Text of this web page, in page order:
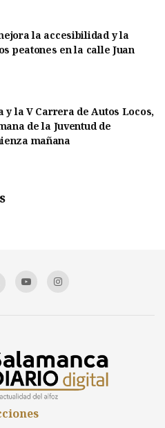
la accesibilidad y la
peatones en la calle Juan
y la V Carrera de Autos Locos,
de la Juventud de
mañana